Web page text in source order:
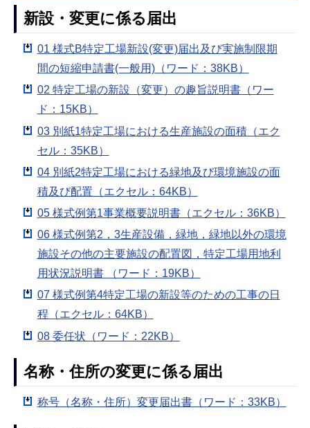
新設・変更に係る届出
01 様式B特定工場新設(変更)届出及び実施制限期
間の短縮申請書(一般用)（ワード：38KB）
02 特定工場の新設（変更）の趣旨説明書（ワー
ド：15KB）
03 別紙1特定工場における生産施設の面積（エク
セル：35KB）
04 別紙2特定工場における緑地及び環境施設の面
積及び配置（エクセル：64KB）
05 様式例第1事業概要説明書（エクセル：36KB）
06 様式例第2，3生産設備，緑地，緑地以外の環境
施設その他の主要施設の配置図，特定工場用地利
用状況説明書 （ワード：19KB）
07 様式例第4特定工場の新設等のための工事の日
程（エクセル：64KB）
08 委任状（ワード：22KB）
名称・住所の変更に係る届出
称号（名称・住所）変更届出書（ワード：33KB）